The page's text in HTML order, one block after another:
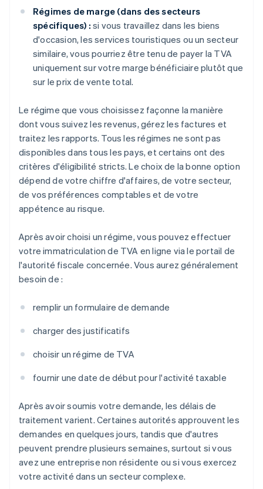
Régimes de marge (dans des secteurs
spécifiques) : si vous travaillez dans les biens
d'occasion, les services touristiques ou un secteur
similaire, vous pourriez être tenu de payer la TVA
uniquement sur votre marge bénéficiaire plutôt que
sur le prix de vente total.
Le régime que vous choisissez façonne la manière
dont vous suivez les revenus, gérez les factures et
traitez les rapports. Tous les régimes ne sont pas
disponibles dans tous les pays, et certains ont des
critères d'éligibilité stricts. Le choix de la bonne option
dépend de votre chiffre d'affaires, de votre secteur,
de vos préférences comptables et de votre
appétence au risque.
Après avoir choisi un régime, vous pouvez effectuer
votre immatriculation de TVA en ligne via le portail de
l'autorité fiscale concernée. Vous aurez généralement
besoin de :
remplir un formulaire de demande
charger des justificatifs
choisir un régime de TVA
fournir une date de début pour l'activité taxable
Après avoir soumis votre demande, les délais de
traitement varient. Certaines autorités approuvent les
demandes en quelques jours, tandis que d'autres
peuvent prendre plusieurs semaines, surtout si vous
avez une entreprise non résidente ou si vous exercez
votre activité dans un secteur complexe.